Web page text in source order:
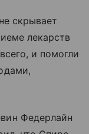
скрывает
лекарств
и помогли
Федерлайн